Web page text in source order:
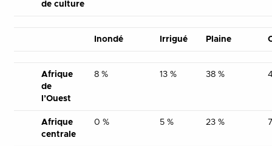
de culture
Inondé Irrigué Plaine
Afrique
de
l’Ouest
8 % 13 % 38 %
Afrique
centrale
0 % 5 % 23 %